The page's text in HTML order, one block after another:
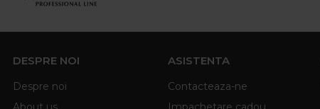
DESPRE NOI
Despre noi
ASISTENTA
Contacteaza-ne